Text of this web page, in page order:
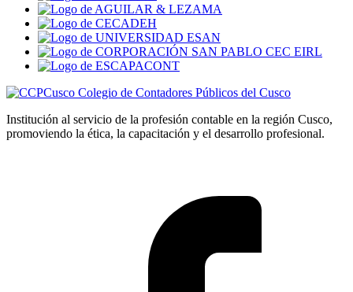
Colegio de Contadores Públicos del Cusco
Institución al servicio de la profesión contable en la región Cusco,
promoviendo la ética, la capacitación y el desarrollo profesional.